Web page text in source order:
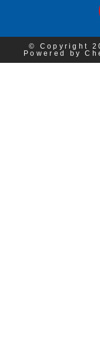
© Copyright
Powered by